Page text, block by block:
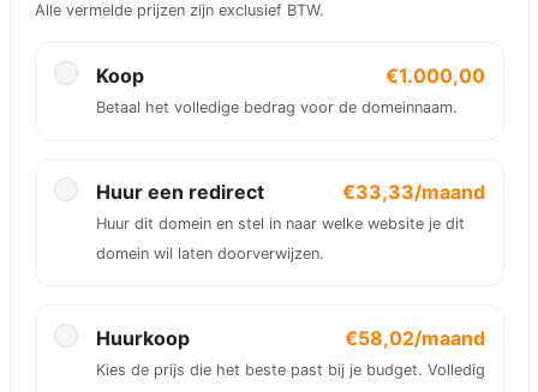
Alle vermelde prijzen zijn exclusief BTW.
Koop €1.000,00
Betaal het volledige bedrag voor de domeinnaam.
Huur een redirect €33,33/maand
Huur dit domein en stel in naar welke website je dit
domein wil laten doorverwijzen.
Huurkoop €58,02/maand
Kies de prijs die het beste past bij je budget. Volledig